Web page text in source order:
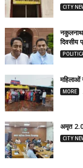
CITY
नकुलनाथ
दिवसीय
महिलाओं
MORE
अमृत 2.0
CITY